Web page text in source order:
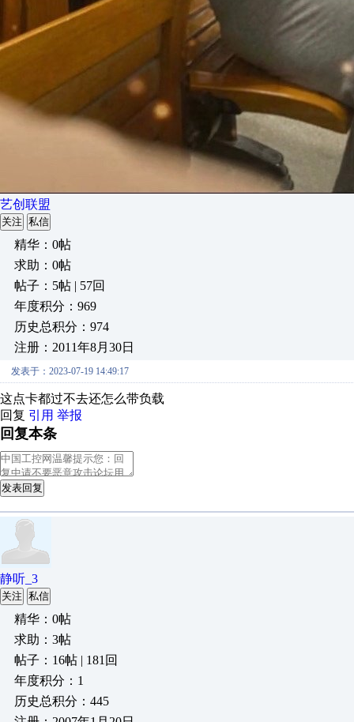
艺创联盟
关注 私信
精华：0帖
求助：0帖
帖子：5帖 | 57回
年度积分：969
历史总积分：974
注册：2011年8月30日
发表于：2023-07-19 14:49:17
这点卡都过不去还怎么带负载
回复 引用 举报
回复本条
发表回复
静听_3
关注 私信
精华：0帖
求助：3帖
帖子：16帖 | 181回
年度积分：1
历史总积分：445